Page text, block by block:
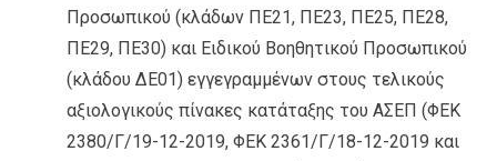
Προσωπικού (κλάδων ΠΕ21, ΠΕ23, ΠΕ25, ΠΕ28,
ΠΕ29, ΠΕ30) και Ειδικού Βοηθητικού Προσωπικού
(κλάδου ΔΕ01) εγγεγραμμένων στους τελικούς
αξιολογικούς πίνακες κατάταξης του ΑΣΕΠ (ΦΕΚ
2380/Γ/19-12-2019, ΦΕΚ 2361/Γ/18-12-2019 και